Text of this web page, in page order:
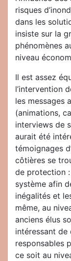
risques
dans les
insiste sur la
phénomènes
niveau
Il est assez
l’intervention
les messages
(animations,
interviews de
aurait été
témoignages
côtières se
de protection
système afin
inégalités et
même, au
anciens élus
intéressant de
responsables
ce soit au